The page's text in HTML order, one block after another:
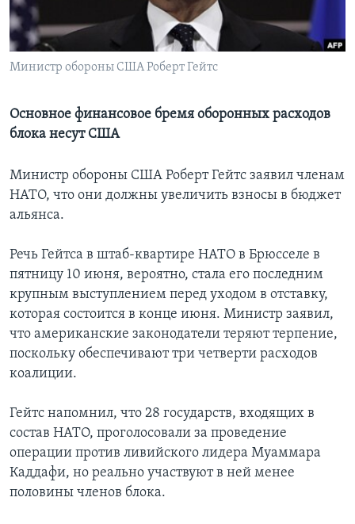
Learning English
СОЦИАЛЬНЫЕ СЕТИ
Министр обороны США Роберт Гейтс
Основное финансовое бремя оборонных расходов
блока несут США
Министр обороны США Роберт Гейтс заявил членам
НАТО, что они должны увеличить взносы в бюджет
альянса.
Речь Гейтса в штаб-квартире НАТО в Брюсселе в
пятницу 10 июня, вероятно, стала его последним
крупным выступлением перед уходом в отставку,
которая состоится в конце июня. Министр заявил,
что американские законодатели теряют терпение,
поскольку обеспечивают три четверти расходов
коалиции.
Гейтс напомнил, что 28 государств, входящих в
состав НАТО, проголосовали за проведение
операции против ливийского лидера Муаммара
Каддафи, но реально участвуют в ней менее
половины членов блока.